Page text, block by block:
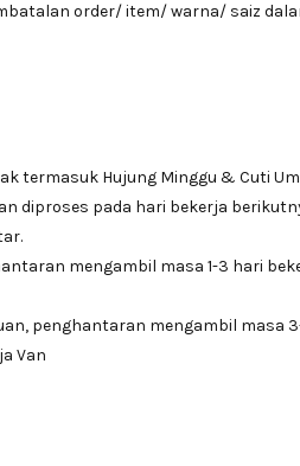
order/ item/ warna/ saiz
termasuk Hujung Minggu & Cuti
diproses pada hari bekerja
mengambil masa 1-3 hari
penghantaran mengambil masa
Van